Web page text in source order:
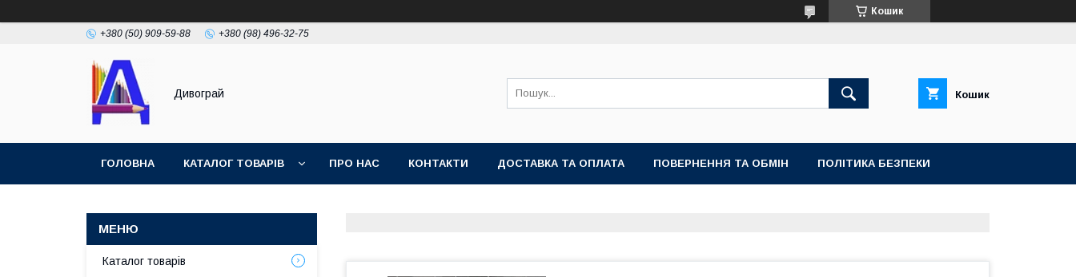
Кошик
+380 (50) 909-59-88 +380 (98) 496-32-75
Дивограй Кошик
ГОЛОВНА КАТАЛОГ ТОВАРІВ ПРО НАС КОНТАКТИ ДОСТАВКА ТА ОПЛАТА ПОВЕРНЕННЯ ТА ОБМІН ПОЛІТИКА БЕЗПЕКИ
Каталог товарів